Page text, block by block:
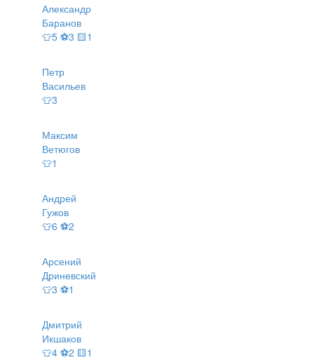
Александр
Баранов
👕5 ⚽3 🟨1
Петр
Васильев
👕3
Максим
Ветюгов
👕1
Андрей
Гужов
👕6 ⚽2
Арсений
Дриневский
👕3 ⚽1
Дмитрий
Икшаков
👕4 ⚽2 🟨1